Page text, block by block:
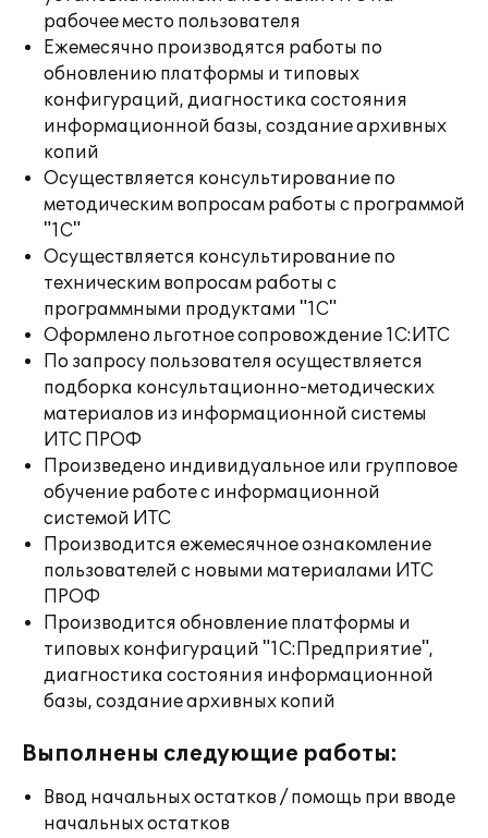
рабочее место пользователя
Ежемесячно производятся работы по
обновлению платформы и типовых
конфигураций, диагностика состояния
информационной базы, создание архивных
копий
Осуществляется консультирование по
методическим вопросам работы с программой
"1С"
Осуществляется консультирование по
техническим вопросам работы с
программными продуктами "1С"
Оформлено льготное сопровождение 1С:ИТС
По запросу пользователя осуществляется
подборка консультационно-методических
материалов из информационной системы
ИТС ПРОФ
Произведено индивидуальное или групповое
обучение работе с информационной
системой ИТС
Производится ежемесячное ознакомление
пользователей с новыми материалами ИТС
ПРОФ
Производится обновление платформы и
типовых конфигураций "1С:Предприятие",
диагностика состояния информационной
базы, создание архивных копий
Выполнены следующие работы:
Ввод начальных остатков / помощь при вводе
начальных остатков